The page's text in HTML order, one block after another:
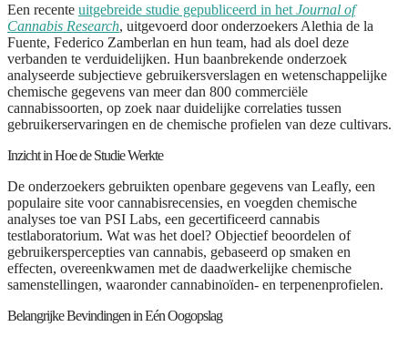
Een recente uitgebreide studie gepubliceerd in het Journal of
Cannabis Research, uitgevoerd door onderzoekers Alethia de la
Fuente, Federico Zamberlan en hun team, had als doel deze
verbanden te verduidelijken. Hun baanbrekende onderzoek
analyseerde subjectieve gebruikersverslagen en wetenschappelijke
chemische gegevens van meer dan 800 commerciële
cannabissoorten, op zoek naar duidelijke correlaties tussen
gebruikerservaringen en de chemische profielen van deze cultivars.
Inzicht in Hoe de Studie Werkte
De onderzoekers gebruikten openbare gegevens van Leafly, een
populaire site voor cannabisrecensies, en voegden chemische
analyses toe van PSI Labs, een gecertificeerd cannabis
testlaboratorium. Wat was het doel? Objectief beoordelen of
gebruikerspercepties van cannabis, gebaseerd op smaken en
effecten, overeenkwamen met de daadwerkelijke chemische
samenstellingen, waaronder cannabinoïden- en terpenenprofielen.
Belangrijke Bevindingen in Eén Oogopslag